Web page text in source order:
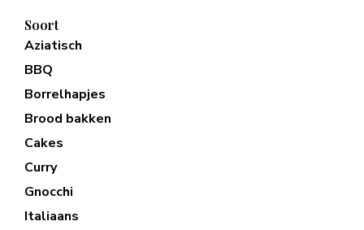
Soort
Aziatisch
BBQ
Borrelhapjes
Brood bakken
Cakes
Curry
Gnocchi
Italiaans